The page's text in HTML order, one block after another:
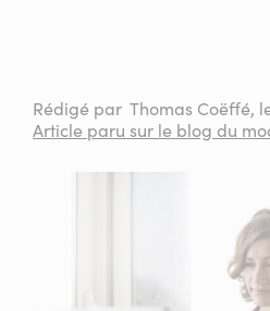
Rédigé par Thomas Coëffé,
Article paru sur le blog du